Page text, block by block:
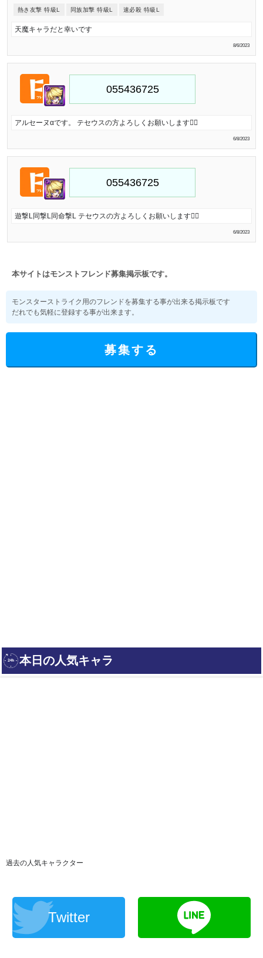
熱き友撃 特級L 同族加撃 特級L 速必殺 特級L
天魔キャラだと幸いです
8/6/2023
アルセーヌαです。 テセウスの方よろしくお願いします🙇‍♂️
6/8/2023
遊撃L同撃L同命撃L テセウスの方よろしくお願いします🙇‍♂️
6/8/2023
本サイトはモンストフレンド募集掲示板です。
モンスターストライク用のフレンドを募集する事が出来る掲示板です
だれでも気軽に登録する事が出来ます。
募集する
過去の人気キャラクター
Twitter